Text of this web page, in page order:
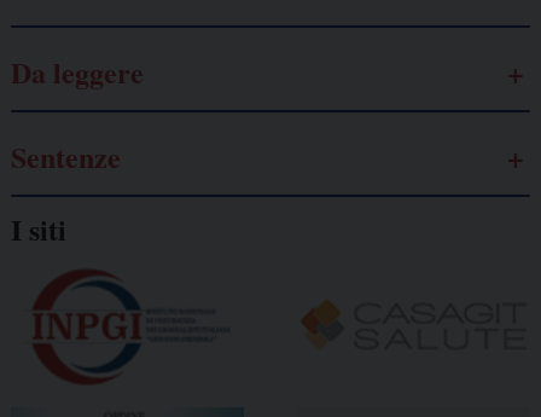
Da leggere
Sentenze
I siti